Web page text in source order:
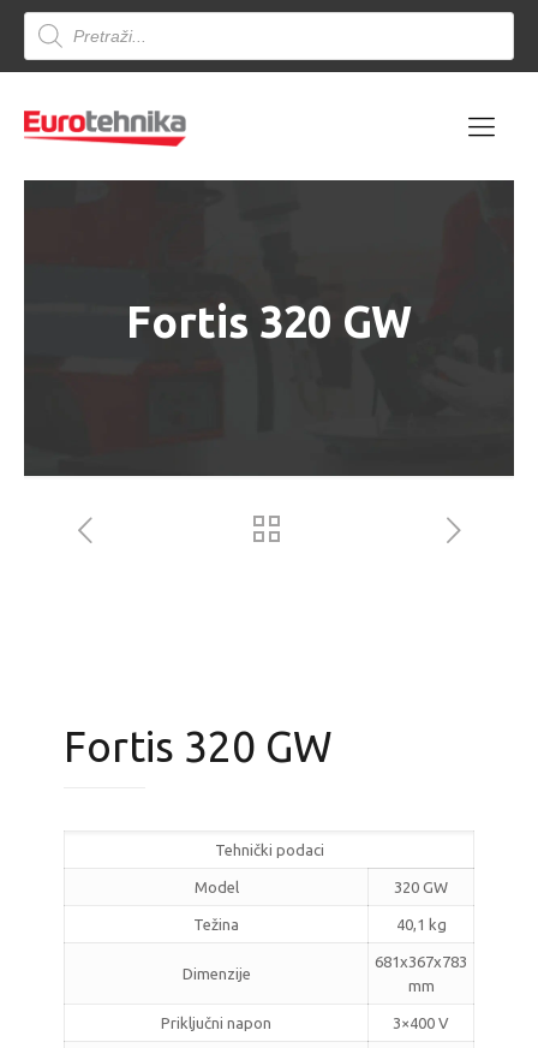
Products
search
Fortis 320 GW
Fortis 320 GW
Tehnički podaci
Model 320 GW
Težina 40,1 kg
Dimenzije
681x367x783
mm
Priključni napon 3×400 V